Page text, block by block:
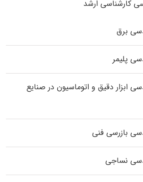
کارشناسی ارشد
برق
پلیمر
ابزار دقیق و اتوماسیون در صنایع
بازرسی فنی
نساجی